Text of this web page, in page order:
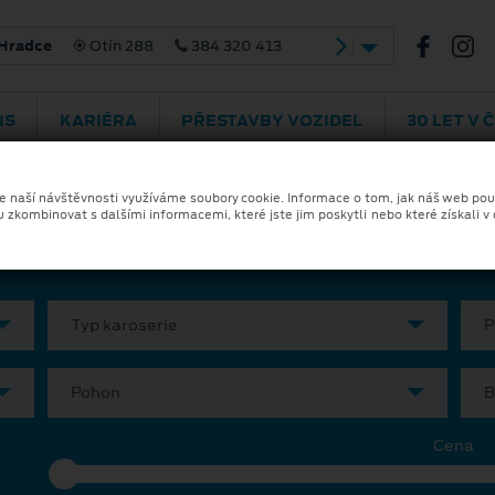
Otín 288 384 320 413
KARIÉRA PŘESTAVBY VOZIDEL 30 LET V
Typ karoserie
Pohon
Cena
návštěvnosti využíváme soubory cookie. Informace o tom, jak náš web
s dalšími informacemi, které jste jim poskytli nebo které získali v